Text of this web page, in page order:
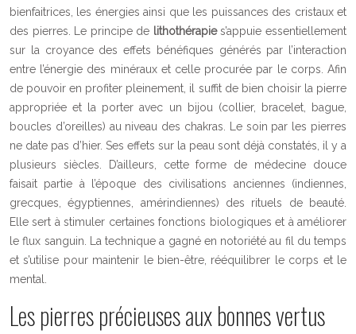
bienfaitrices, les énergies ainsi que les puissances des cristaux et
des pierres. Le principe de lithothérapies’appuie essentiellement
sur la croyance des effets bénéfiques générés par l’interaction
entre l’énergie des minéraux et celle procurée par le corps. Afin
de pouvoir en profiter pleinement, il suffit de bien choisir la pierre
appropriée et la porter avec un bijou (collier, bracelet, bague,
boucles d’oreilles) au niveau des chakras. Le soin par les pierres
ne date pas d’hier. Ses effets sur la peau sont déjà constatés, il y a
plusieurs siècles. D’ailleurs, cette forme de médecine douce
faisait partie à l’époque des civilisations anciennes (indiennes,
grecques, égyptiennes, amérindiennes) des rituels de beauté.
Elle sert à stimuler certaines fonctions biologiques et à améliorer
le flux sanguin. La technique a gagné en notoriété au fil du temps
et s’utilise pour maintenir le bien-être, rééquilibrer le corps et le
mental.
Les pierres précieuses aux bonnes vertus